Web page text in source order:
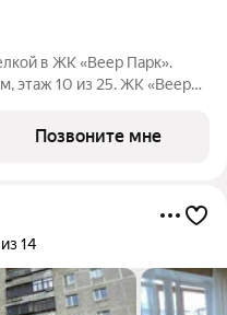
в ЖК «Веер Парк».
ТРЦ Veer Mall. Это формат
Позвоните мне
14